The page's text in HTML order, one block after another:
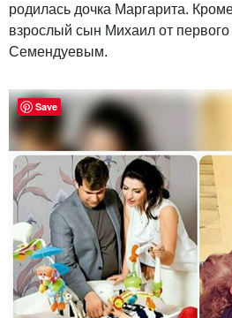
родилась дочка Маргарита.
взрослый сын Михаил от
Семендуевым.
Save